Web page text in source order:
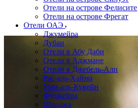
Отели на острове Фелисите
Отели на острове Фрегат
Отели ОАЭ
Джумейра
Дубаи
Отели в Абу Даби
Отели в Аджмане
Отели в Джебель-Али
Рас-аль-Хайма
Умм-аль-Кувейн
Фуджейра
Шарджа